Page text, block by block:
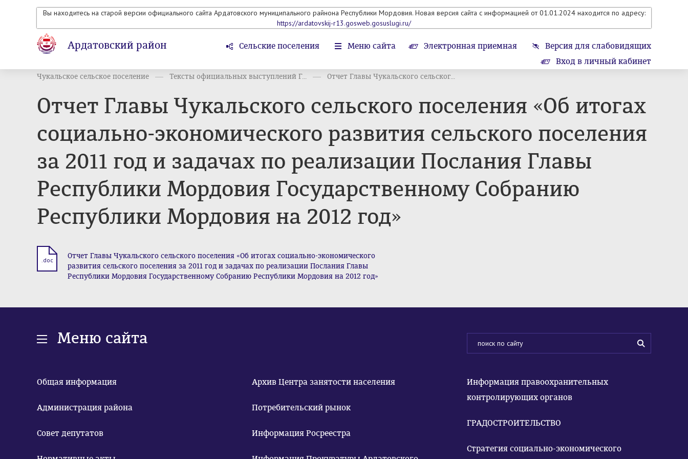
Вы находитесь на старой версии официального сайта Ардатовского муниципального райнона Республики Мордовия. Новая версия сайта с информацией от 01.01.2024 находится по адресу:
https://ardatovskij-r13.gosweb.gosuslugi.ru/
Ардатовский район Сельские поселения Меню сайта Электронная приемная
Версия для слабовидящих
Вход в личный кабинет
Чукальское сельское поселение Тексты официальных выступлений Г... Отчет Главы Чукальского сельског...
Отчет Главы Чукальского сельского поселения «Об итогах
социально-экономического развития сельского поселения
за 2011 год и задачах по реализации Послания Главы
Республики Мордовия Государственному Собранию
Республики Мордовия на 2012 год»
.doc
Отчет Главы Чукальского сельского поселения «Об итогах социально-экономического
развития сельского поселения за 2011 год и задачах по реализации Послания Главы
Республики Мордовия Государственному Собранию Республики Мордовия на 2012 год»
Меню сайта
Общая информация
Администрация района
Совет депутатов
Архив Центра занятости населения
Потребительский рынок
Информация Росреестра
Информация правоохранительных
контролирующих органов
ГРАДОСТРОИТЕЛЬСТВО
Стратегия социально-экономического